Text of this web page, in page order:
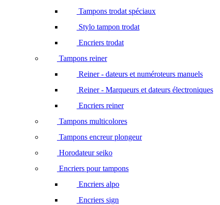
Tampons trodat spéciaux
Stylo tampon trodat
Encriers trodat
Tampons reiner
Reiner - dateurs et numéroteurs manuels
Reiner - Marqueurs et dateurs électroniques
Encriers reiner
Tampons multicolores
Tampons encreur plongeur
Horodateur seiko
Encriers pour tampons
Encriers alpo
Encriers sign